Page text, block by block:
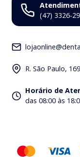
(47) 3326-
R. São Paulo,
Horário de
das 08:00 às